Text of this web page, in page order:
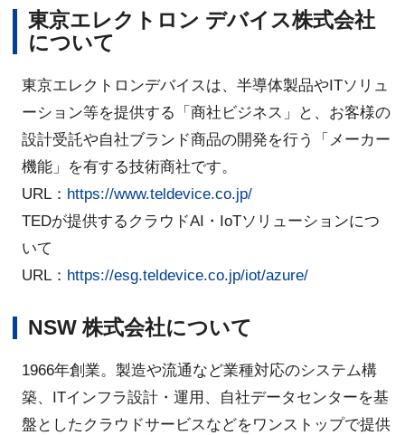
東京エレクトロン デバイス株式会社
について
東京エレクトロンデバイスは、半導体製品やITソリュ
ーション等を提供する「商社ビジネス」と、お客様の
設計受託や自社ブランド商品の開発を行う「メーカー
機能」を有する技術商社です。
URL： https://www.teldevice.co.jp/
TEDが提供するクラウドAI・IoTソリューションにつ
いて
URL： https://esg.teldevice.co.jp/iot/azure/
NSW 株式会社について
1966年創業。製造や流通など業種対応のシステム構
築、ITインフラ設計・運用、自社データセンターを基
盤としたクラウドサービスなどをワンストップで提供